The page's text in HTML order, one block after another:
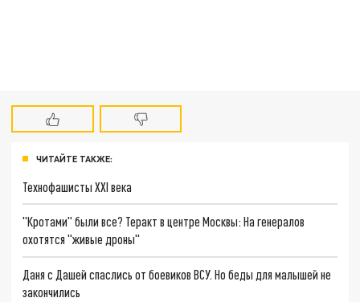
ЧИТАЙТЕ ТАКЖЕ:
Технофашисты XXI века
"Кротами" были все? Теракт в центре Москвы: На генералов
охотятся "живые дроны"
Даня с Дашей спаслись от боевиков ВСУ. Но беды для малышей не
закончились